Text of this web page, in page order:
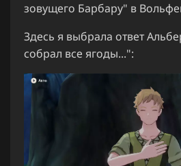
зовущего Барбару" в
Здесь я выбрала ответ
собрал все ягоды...":